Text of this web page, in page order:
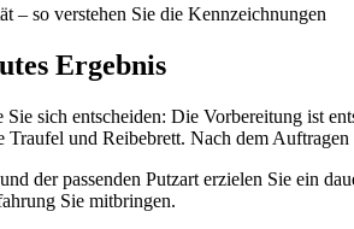
– so verstehen Sie die Kennzeichnungen
Ergebnis
sich entscheiden: Die Vorbereitung ist
Traufel und Reibebrett. Nach dem
der passenden Putzart erzielen Sie ein
Sie mitbringen.